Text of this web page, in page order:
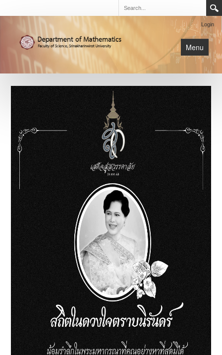
Login
Menu
หน้าหลัก
การเรียนการสอน